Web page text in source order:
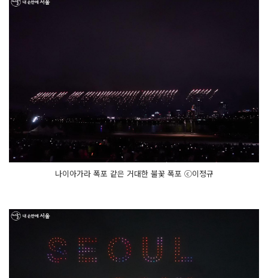
나이아가라 폭포 같은 거대한 불꽃 폭포 ⓒ이정규